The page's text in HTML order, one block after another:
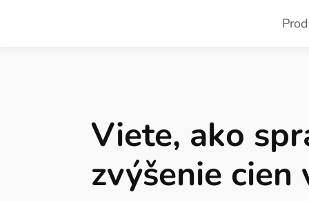
vlasov
Keratin Plus
Oživenie
zvnútra
Hĺbkový
Viete, ako
zvýšenie cien